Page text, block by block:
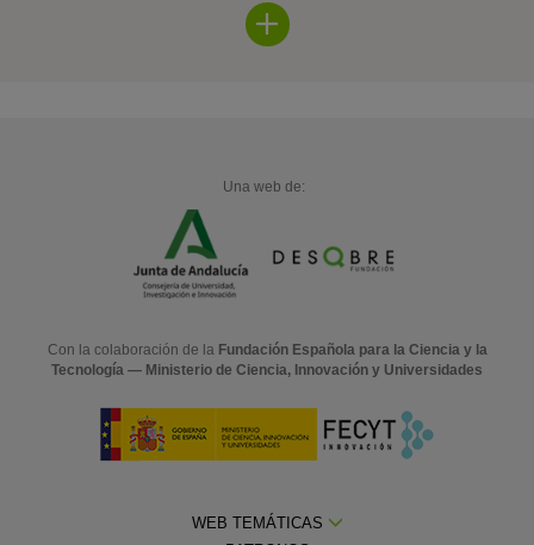
Una web de:
Con la colaboración de la Fundación Española para la Ciencia y la
Tecnología — Ministerio de Ciencia, Innovación y Universidades
WEB TEMÁTICAS